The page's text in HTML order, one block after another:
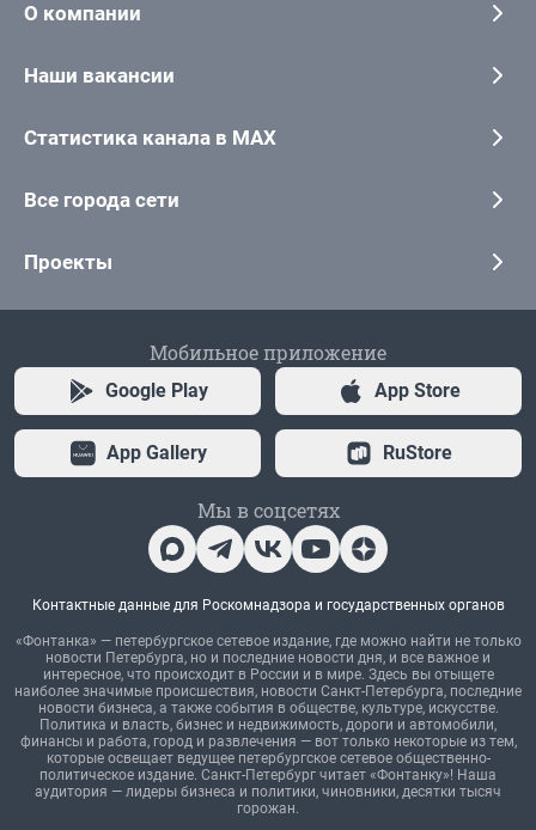
О компании
Наши вакансии
Статистика канала в MAX
Все города сети
Проекты
Мобильное приложение
Google Play App Store
App Gallery RuStore
Мы в соцсетях
Контактные данные для Роскомнадзора и государственных органов
«Фонтанка» — петербургское сетевое издание, где можно найти не только
новости Петербурга, но и последние новости дня, и все важное и
интересное, что происходит в России и в мире. Здесь вы отыщете
наиболее значимые происшествия, новости Санкт-Петербурга, последние
новости бизнеса, а также события в обществе, культуре, искусстве.
Политика и власть, бизнес и недвижимость, дороги и автомобили,
финансы и работа, город и развлечения — вот только некоторые из тем,
которые освещает ведущее петербургское сетевое общественно-
политическое издание. Санкт-Петербург читает «Фонтанку»! Наша
аудитория — лидеры бизнеса и политики, чиновники, десятки тысяч
горожан.